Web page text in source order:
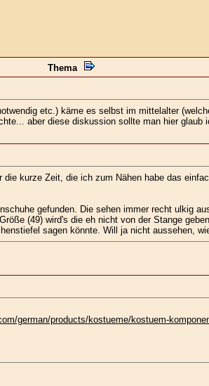
Thema
etc.) käme es selbst im mittelalter
aber diese diskussion sollte man hier glaub
kurze Zeit, die ich zum Nähen habe das
gefunden. Die sehen immer recht ulkig
(49) wird's die eh nicht von der Stange
sagen könnte. Will ja nicht aussehen,
german/products/kostueme/kostuem-